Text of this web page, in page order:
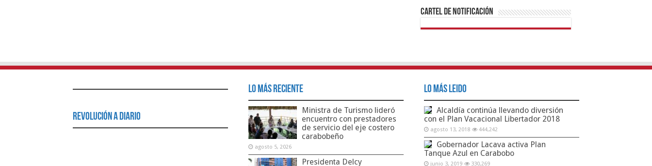
Cartel de Notificación
Revolución a Diario
Lo Más Reciente
Ministra de Turismo lideró
encuentro con prestadores
de servicio del eje costero
carabobeño
agosto 5, 2026
Presidenta Delcy
Lo Más Leido
Alcaldía continúa llevando diversión
con el Plan Vacacional Libertador 2018
agosto 13, 2018 444,242
Gobernador Lacava activa Plan
Tanque Azul en Carabobo
junio 3, 2019 330,269